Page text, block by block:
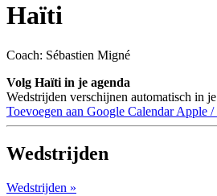
Haïti
Coach: Sébastien Migné
Volg Haïti in je agenda
Wedstrijden verschijnen automatisch in
Toevoegen aan Google CalendarApple
Wedstrijden
Wedstrijden »